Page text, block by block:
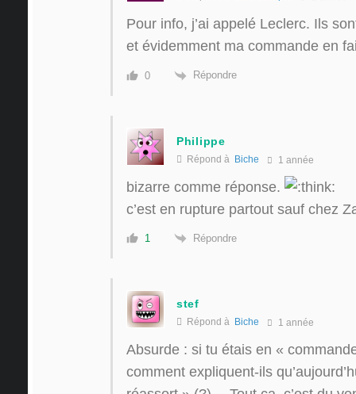
Pour info, j’ai appelé Leclerc. Ils
et évidemment ma commande en
0 Répondre
Philippe
Répond à Biche 1 année
bizarre comme réponse.
c’est en rupture partout sauf chez
1 Répondre
stef
Répond à Biche 1 année
Absurde : si tu étais en «
comment expliquent-ils